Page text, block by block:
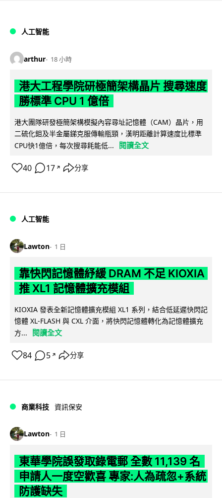
人工智能
arthur 18 小時
港大工程學院研極簡架構晶片 搜尋速度
勝標準 CPU 1 億倍
港大團隊研發極簡架構模擬內容尋址記憶體（CAM）晶片，用
二硫化鉬及半金屬銻克服傳輸瓶頸，漢明距離計算速度比標準
CPU快1億倍，每次搜尋耗能低...
閱讀全文
40 17 ↗ 分享
人工智能
Lawton 1 日
靠快閃記憶體紓緩 DRAM 不足 KIOXIA
推 XL1 記憶體擴充模組
KIOXIA 發表全新記憶體擴充模組 XL1 系列，結合低延遲快閃記
憶體 XL-FLASH 與 CXL 介面，將快閃記憶體轉化為記憶體擴充
方...
閱讀全文
84 5 ↗ 分享
商業科技 資訊保安
Lawton 1 日
東華學院誤發取錄電郵 全數 11,139 名
申請人一度空歡喜 專家:人為疏忽+系統
防護缺失